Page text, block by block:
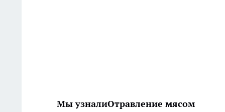
Мы узналиОтравление мясом